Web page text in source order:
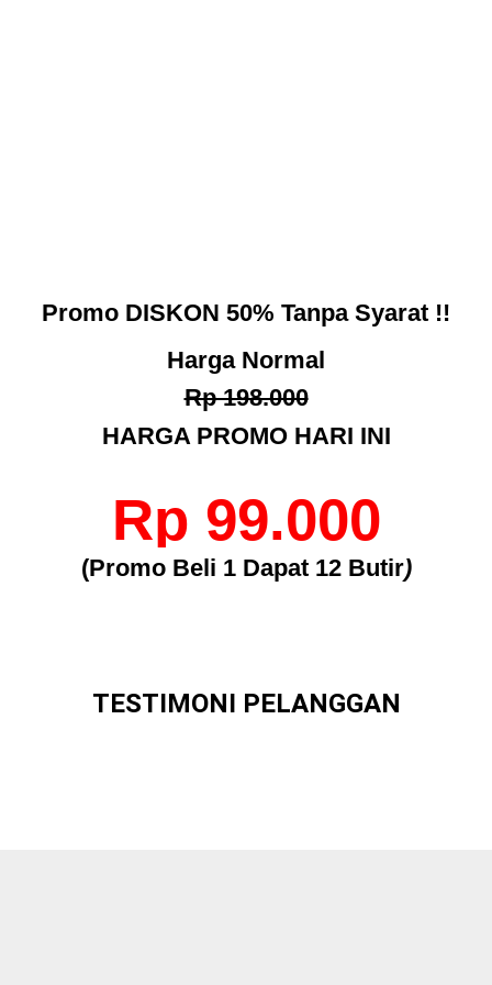
Promo DISKON 50% Tanpa Syarat !!
Harga Normal
Rp 198.000
HARGA PROMO HARI INI
Rp 99.000
(Promo Beli 1 Dapat 12 Butir)
TESTIMONI PELANGGAN